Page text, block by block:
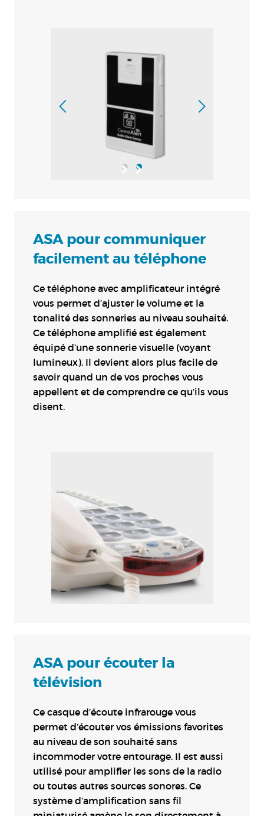
ASA pour communiquer
facilement au téléphone
Ce téléphone avec amplificateur intégré
vous permet d’ajuster le volume et la
tonalité des sonneries au niveau souhaité.
Ce téléphone amplifié est également
équipé d’une sonnerie visuelle (voyant
lumineux). Il devient alors plus facile de
savoir quand un de vos proches vous
appellent et de comprendre ce qu’ils vous
disent.
ASA pour écouter la
télévision
Ce casque d’écoute infrarouge vous
permet d’écouter vos émissions favorites
au niveau de son souhaité sans
incommoder votre entourage. Il est aussi
utilisé pour amplifier les sons de la radio
ou toutes autres sources sonores. Ce
système d’amplification sans fil